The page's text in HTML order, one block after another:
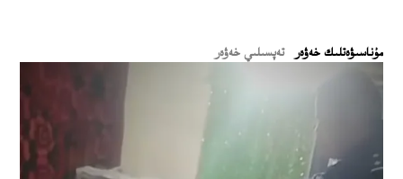
ﻣﯘﻧﺎﺳﯩﯟﻩﺗﻠﯩﻚ ﺧﻪﯞﻩﺭ تەپسىلىي خەۋەر